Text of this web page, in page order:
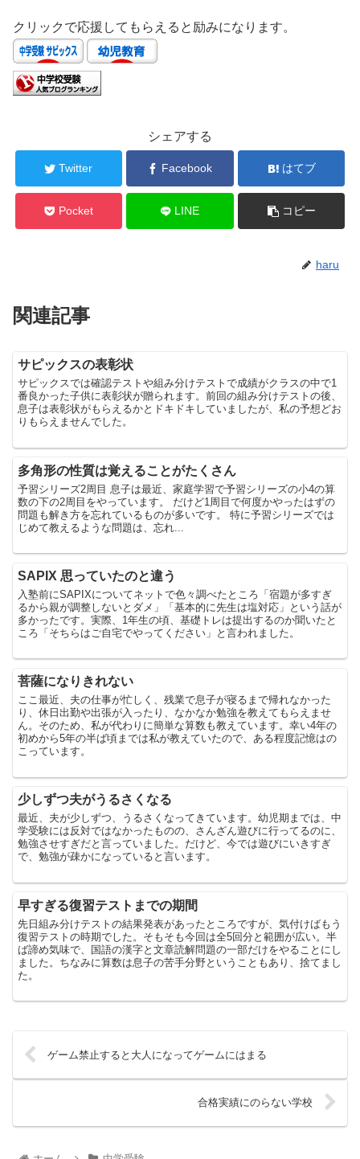
クリックで応援してもらえると励みになります。
シェアする
Twitter Facebook はてブ
Pocket LINE コピー
haru
関連記事
サピックスの表彰状
サピックスでは確認テストや組み分けテストで成績がクラスの中で1
番良かった子供に表彰状が贈られます。前回の組み分けテストの後、
息子は表彰状がもらえるかとドキドキしていましたが、私の予想どお
りもらえませんでした。
多角形の性質は覚えることがたくさん
予習シリーズ2周目 息子は最近、家庭学習で予習シリーズの小4の算
数の下の2周目をやっています。 だけど1周目で何度かやったはずの
問題も解き方を忘れているものが多いです。 特に予習シリーズでは
じめて教えるような問題は、忘れ...
SAPIX 思っていたのと違う
入塾前にSAPIXについてネットで色々調べたところ「宿題が多すぎ
るから親が調整しないとダメ」「基本的に先生は塩対応」という話が
多かったです。実際、1年生の頃、基礎トレは提出するのか聞いたと
ころ「そちらはご自宅でやってください」と言われました。
菩薩になりきれない
ここ最近、夫の仕事が忙しく、残業で息子が寝るまで帰れなかった
り、休日出勤や出張が入ったり、なかなか勉強を教えてもらえませ
ん。そのため、私が代わりに簡単な算数も教えています。幸い4年の
初めから5年の半ば頃までは私が教えていたので、ある程度記憶はの
こっています。
少しずつ夫がうるさくなる
最近、夫が少しずつ、うるさくなってきています。幼児期までは、中
学受験には反対ではなかったものの、さんざん遊びに行ってるのに、
勉強させすぎだと言っていました。だけど、今では遊びにいきすぎ
で、勉強が疎かになっていると言います。
早すぎる復習テストまでの期間
先日組み分けテストの結果発表があったところですが、気付けばもう
復習テストの時期でした。そもそも今回は全5回分と範囲が広い。半
ば諦め気味で、国語の漢字と文章読解問題の一部だけをやることにし
ました。ちなみに算数は息子の苦手分野ということもあり、捨てまし
た。
ゲーム禁止すると大人になってゲームにはまる
合格実績にのらない学校